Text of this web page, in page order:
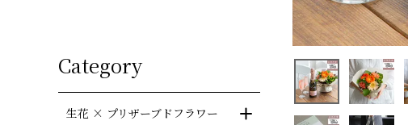
Category
生花 × プリザーブドフラワー